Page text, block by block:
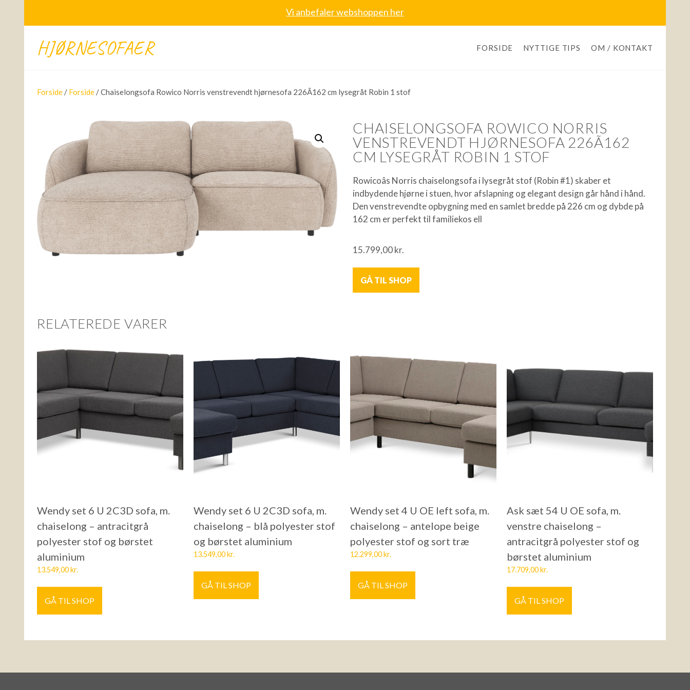
Vi anbefaler webshoppen her
HJØRNESOFAER FORSIDE NYTTIGE TIPS OM / KONTAKT
Forside / Forside / Chaiselongsofa Rowico Norris venstrevendt hjørnesofa 226Ã162 cm lysegråt Robin 1 stof
CHAISELONGSOFA ROWICO NORRIS
VENSTREVENDT HJØRNESOFA 226Ã162
CM LYSEGRÅT ROBIN 1 STOF
Rowicoâs Norris chaiselongsofa i lysegråt stof (Robin #1) skaber et
indbydende hjørne i stuen, hvor afslapning og elegant design går hånd i hånd.
Den venstrevendte opbygning med en samlet bredde på 226 cm og dybde på
162 cm er perfekt til familiekos ell
15.799,00kr.
GÅ TIL SHOP
RELATEREDE VARER
Wendy set 6 U 2C3D sofa, m.
chaiselong – antracitgrå
polyester stof og børstet
aluminium
13.549,00kr.
GÅ TIL SHOP
Wendy set 6 U 2C3D sofa, m.
chaiselong – blå polyester stof
og børstet aluminium
13.549,00kr.
GÅ TIL SHOP
Wendy set 4 U OE left sofa, m.
chaiselong – antelope beige
polyester stof og sort træ
12.299,00kr.
GÅ TIL SHOP
Ask sæt 54 U OE sofa, m.
venstre chaiselong –
antracitgrå polyester stof og
børstet aluminium
17.709,00kr.
GÅ TIL SHOP